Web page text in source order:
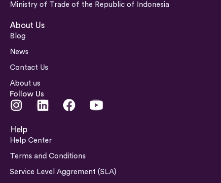
Ministry of Trade of the Republic of Indonesia
About Us
Blog
News
Contact Us
About us
Follow Us
I
s
t
a
r
L
k
e
i
F
b
o
Y
b
e
Help
Help Center
Terms and Conditions
Service Level Aggrement (SLA)